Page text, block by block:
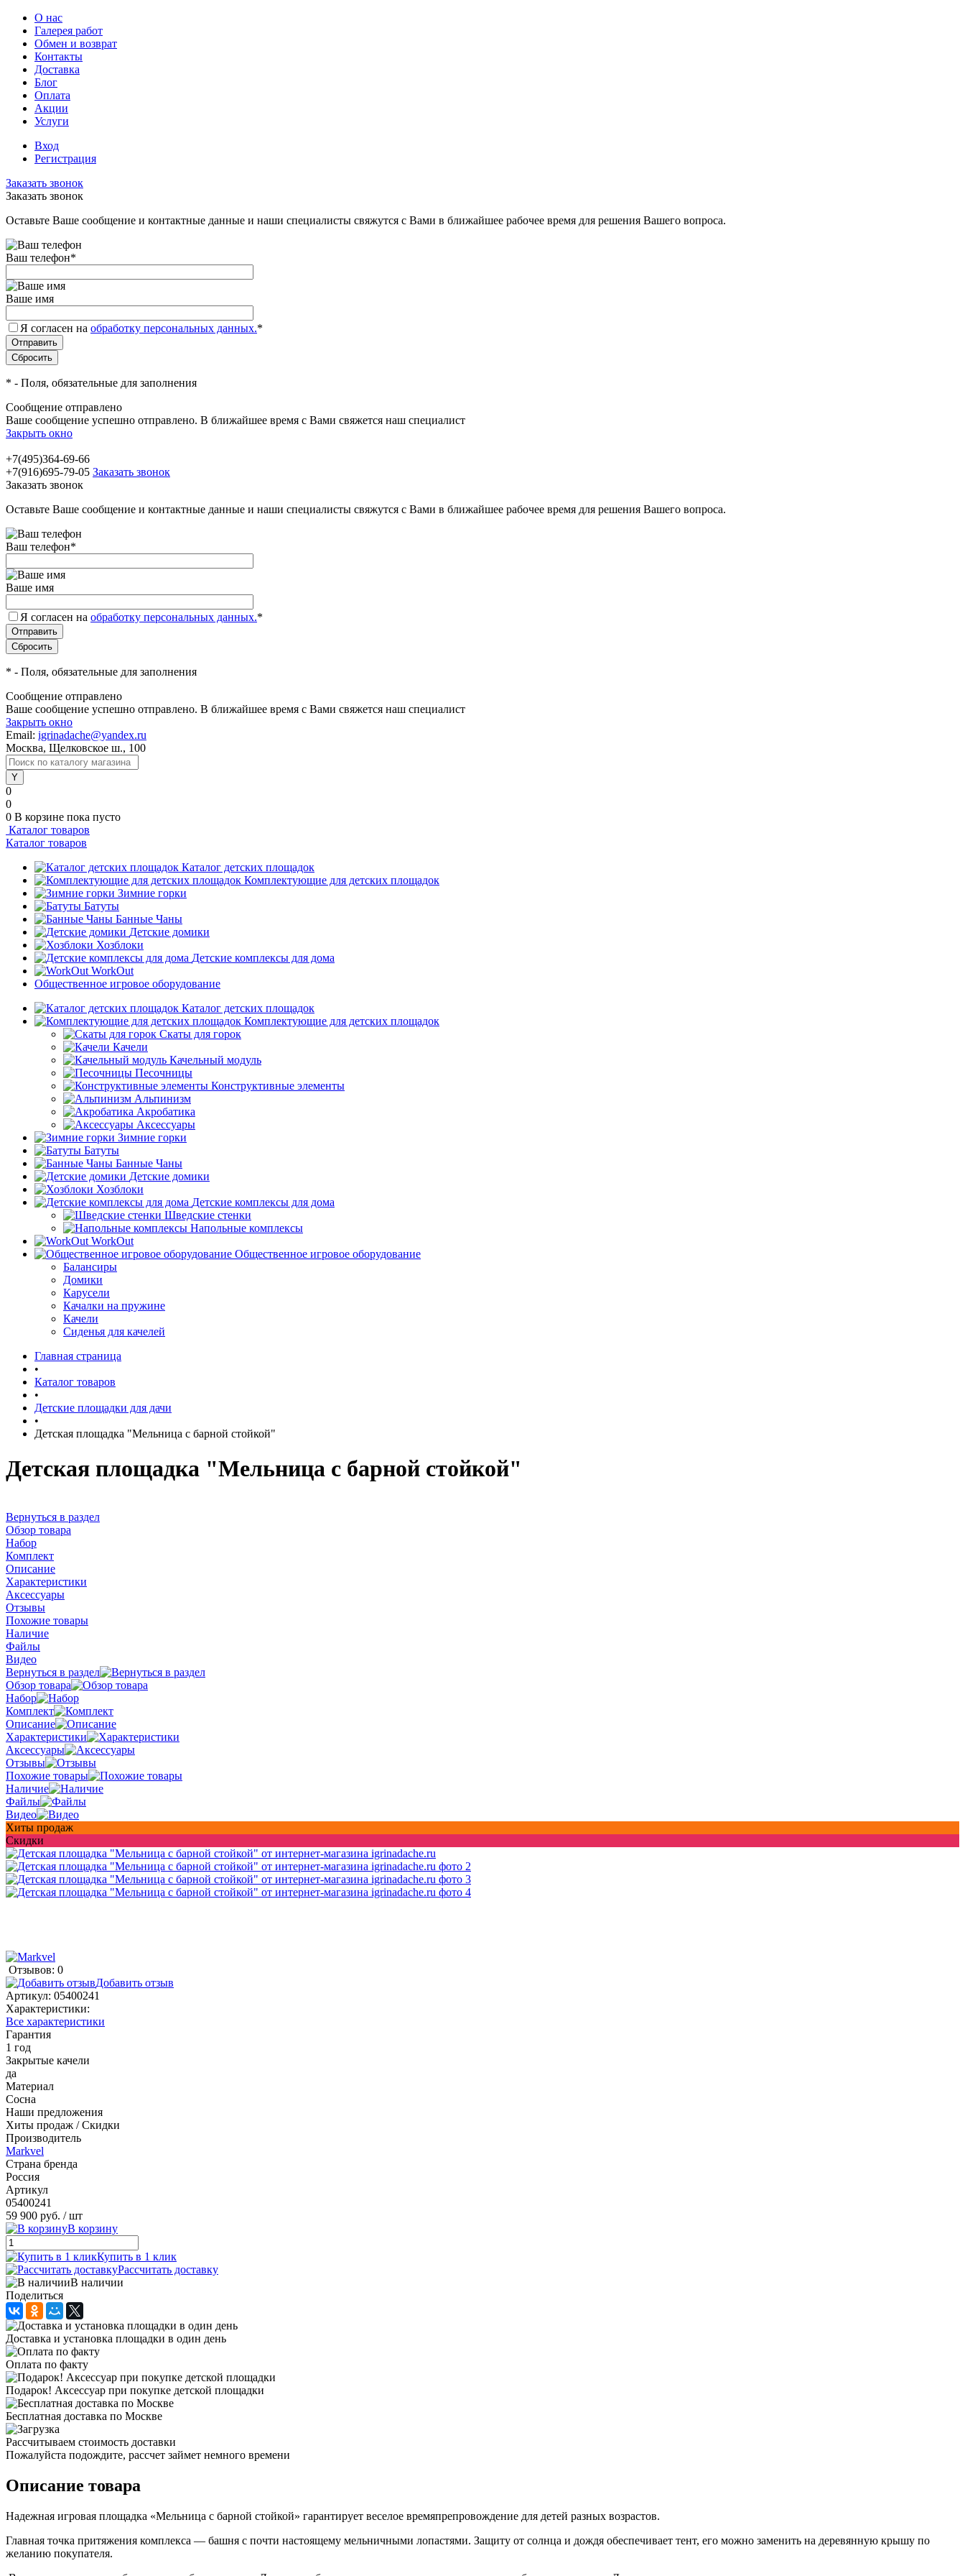
О нас
Галерея работ
Обмен и возврат
Контакты
Доставка
Блог
Оплата
Акции
Услуги
Вход
Регистрация
Заказать звонок
Заказать звонок
Оставьте Ваше сообщение и контактные данные и наши специалисты свяжутся с Вами в ближайшее рабочее время для решения Вашего вопроса.
Ваш телефон*
Ваше имя
Я согласен на обработку персональных данных.*
* - Поля, обязательные для заполнения
Сообщение отправлено
Ваше сообщение успешно отправлено. В ближайшее время с Вами свяжется наш специалист
Закрыть окно
+7(495)364-69-66
+7(916)695-79-05 Заказать звонок
Заказать звонок
Оставьте Ваше сообщение и контактные данные и наши специалисты свяжутся с Вами в ближайшее рабочее время для решения Вашего вопроса.
Ваш телефон*
Ваше имя
Я согласен на обработку персональных данных.*
* - Поля, обязательные для заполнения
Сообщение отправлено
Ваше сообщение успешно отправлено. В ближайшее время с Вами свяжется наш специалист
Закрыть окно
Email: igrinadache@yandex.ru
Москва, Щелковское ш., 100
0
0
0 В корзине пока пусто
Каталог товаров
Каталог товаров
Каталог детских площадок
Комплектующие для детских площадок
Зимние горки
Батуты
Банные Чаны
Детские домики
Хозблоки
Детские комплексы для дома
WorkOut
Общественное игровое оборудование
Каталог детских площадок
Комплектующие для детских площадок
Скаты для горок
Качели
Качельный модуль
Песочницы
Конструктивные элементы
Альпинизм
Акробатика
Аксессуары
Зимние горки
Батуты
Банные Чаны
Детские домики
Хозблоки
Детские комплексы для дома
Шведские стенки
Напольные комплексы
WorkOut
Общественное игровое оборудование
Балансиры
Домики
Карусели
Качалки на пружине
Качели
Сиденья для качелей
Главная страница
•
Каталог товаров
•
Детские площадки для дачи
•
Детская площадка "Мельница с барной стойкой"
Детская площадка "Мельница с барной стойкой"
Вернуться в раздел
Обзор товара
Набор
Комплект
Описание
Характеристики
Аксессуары
Отзывы
Похожие товары
Наличие
Файлы
Видео
Вернуться в раздел
Обзор товара
Набор
Комплект
Описание
Характеристики
Аксессуары
Отзывы
Похожие товары
Наличие
Файлы
Видео
Хиты продаж
Скидки
Отзывов: 0
Добавить отзыв
Артикул: 05400241
Характеристики:
Все характеристики
Гарантия
1 год
Закрытые качели
да
Материал
Сосна
Наши предложения
Хиты продаж / Скидки
Производитель
Markvel
Страна бренда
Россия
Артикул
05400241
59 900 руб. / шт
В корзину
Купить в 1 клик
Рассчитать доставку
В наличии
Поделиться
Доставка и установка площадки в один день
Оплата по факту
Подарок! Аксессуар при покупке детской площадки
Бесплатная доставка по Москве
Рассчитываем стоимость доставки
Пожалуйста подождите, рассчет займет немного времени
Описание товара
Надежная игровая площадка «Мельница с барной стойкой» гарантирует веселое времяпрепровождение для детей разных возрастов.
Главная точка притяжения комплекса — башня с почти настоящему мельничными лопастями. Защиту от солнца и дождя обеспечивает тент, его можно заменить на деревянную крышу по
желанию покупателя.